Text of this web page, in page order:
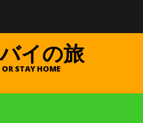
イの旅
OR STAY HOME